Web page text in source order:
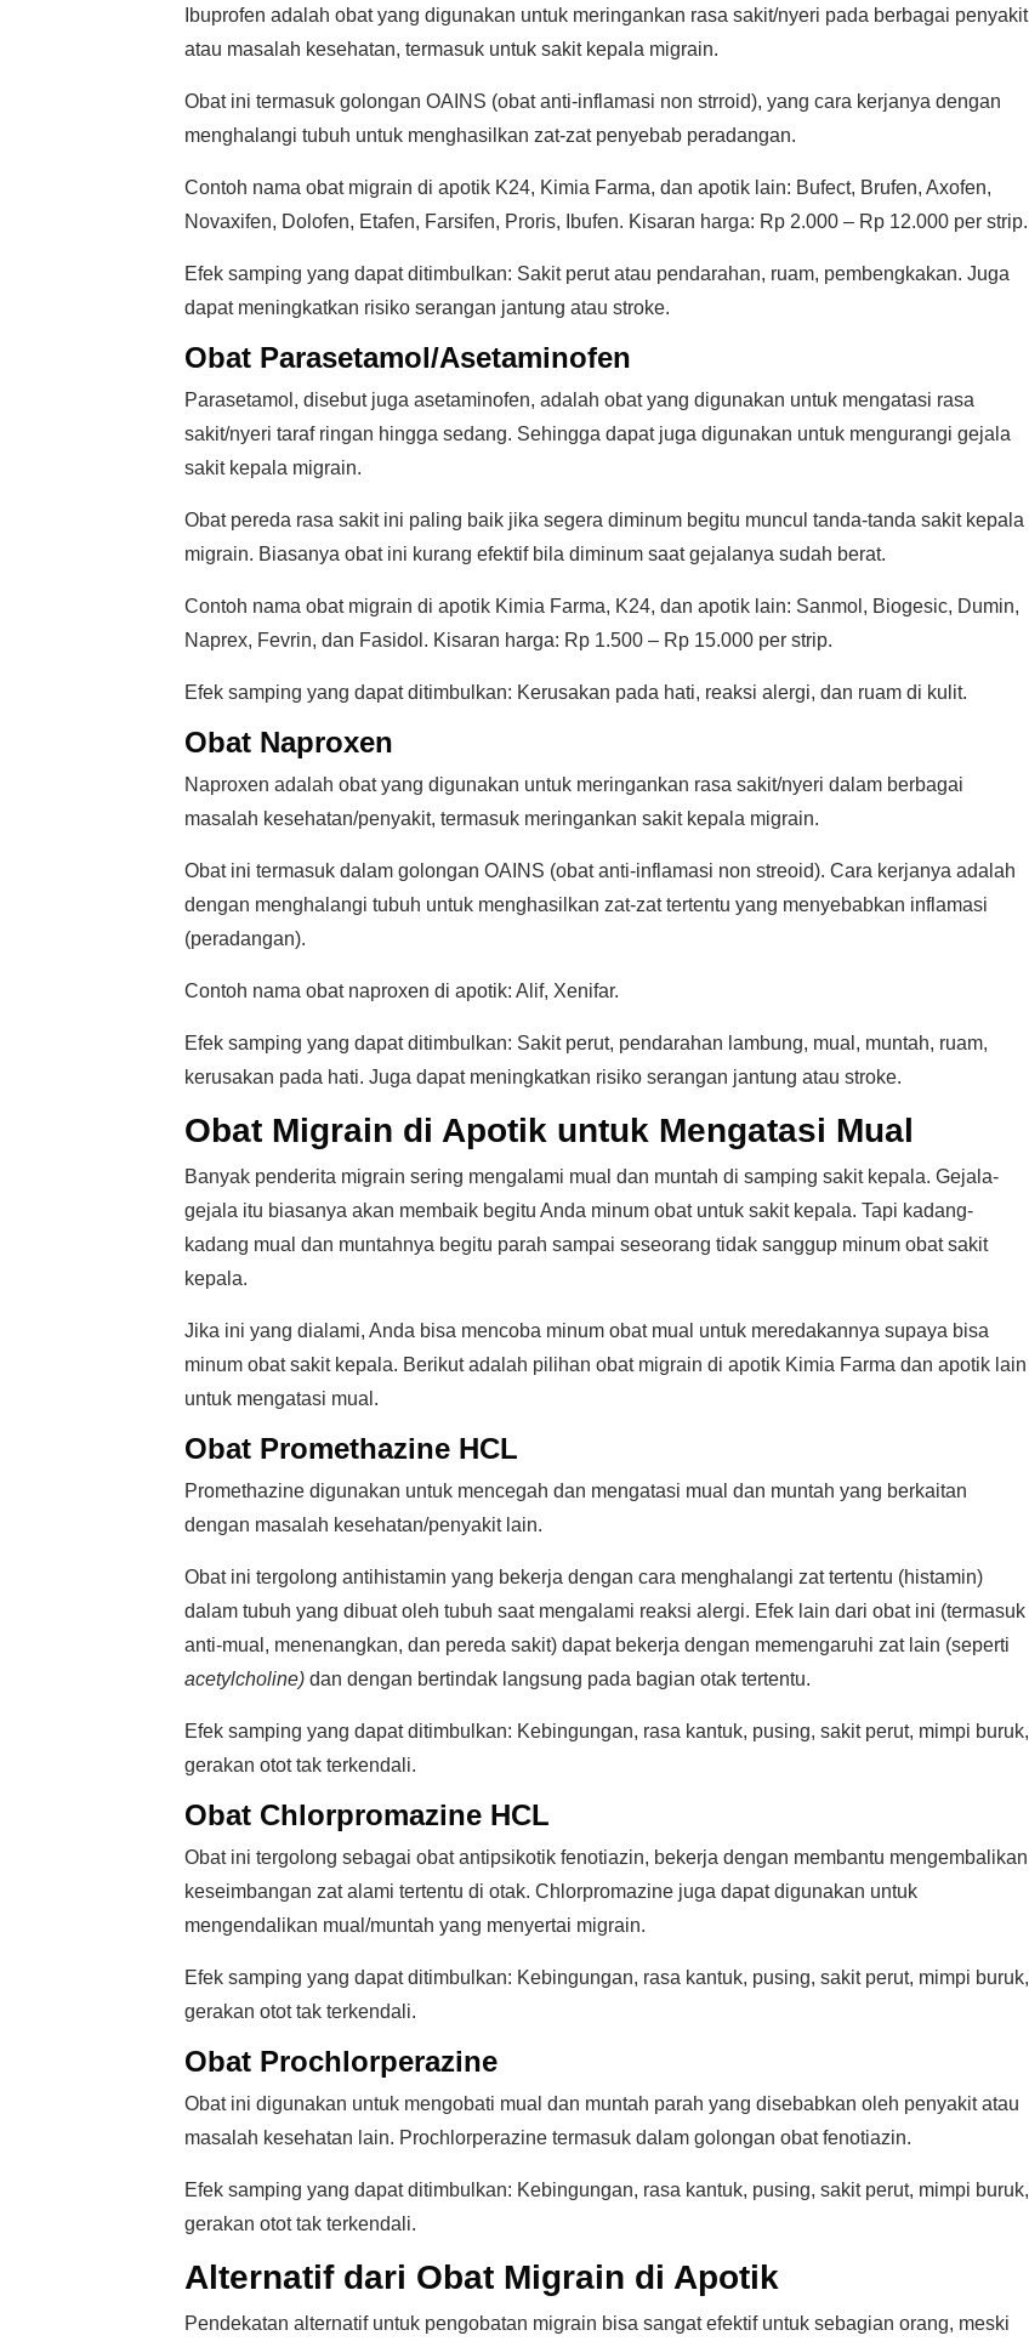
Ibuprofen adalah obat yang digunakan untuk meringankan rasa sakit/nyeri pada berbagai penyakit
atau masalah kesehatan, termasuk untuk sakit kepala migrain.
Obat ini termasuk golongan OAINS (obat anti-inflamasi non strroid), yang cara kerjanya dengan
menghalangi tubuh untuk menghasilkan zat-zat penyebab peradangan.
Contoh nama obat migrain di apotik K24, Kimia Farma, dan apotik lain: Bufect, Brufen, Axofen,
Novaxifen, Dolofen, Etafen, Farsifen, Proris, Ibufen. Kisaran harga: Rp 2.000 – Rp 12.000 per strip.
Efek samping yang dapat ditimbulkan: Sakit perut atau pendarahan, ruam, pembengkakan. Juga
dapat meningkatkan risiko serangan jantung atau stroke.
Obat Parasetamol/Asetaminofen
Parasetamol, disebut juga asetaminofen, adalah obat yang digunakan untuk mengatasi rasa
sakit/nyeri taraf ringan hingga sedang. Sehingga dapat juga digunakan untuk mengurangi gejala
sakit kepala migrain.
Obat pereda rasa sakit ini paling baik jika segera diminum begitu muncul tanda-tanda sakit kepala
migrain. Biasanya obat ini kurang efektif bila diminum saat gejalanya sudah berat.
Contoh nama obat migrain di apotik Kimia Farma, K24, dan apotik lain: Sanmol, Biogesic, Dumin,
Naprex, Fevrin, dan Fasidol. Kisaran harga: Rp 1.500 – Rp 15.000 per strip.
Efek samping yang dapat ditimbulkan: Kerusakan pada hati, reaksi alergi, dan ruam di kulit.
Obat Naproxen
Naproxen adalah obat yang digunakan untuk meringankan rasa sakit/nyeri dalam berbagai
masalah kesehatan/penyakit, termasuk meringankan sakit kepala migrain.
Obat ini termasuk dalam golongan OAINS (obat anti-inflamasi non streoid). Cara kerjanya adalah
dengan menghalangi tubuh untuk menghasilkan zat-zat tertentu yang menyebabkan inflamasi
(peradangan).
Contoh nama obat naproxen di apotik: Alif, Xenifar.
Efek samping yang dapat ditimbulkan: Sakit perut, pendarahan lambung, mual, muntah, ruam,
kerusakan pada hati. Juga dapat meningkatkan risiko serangan jantung atau stroke.
Obat Migrain di Apotik untuk Mengatasi Mual
Banyak penderita migrain sering mengalami mual dan muntah di samping sakit kepala. Gejala-
gejala itu biasanya akan membaik begitu Anda minum obat untuk sakit kepala. Tapi kadang-
kadang mual dan muntahnya begitu parah sampai seseorang tidak sanggup minum obat sakit
kepala.
Jika ini yang dialami, Anda bisa mencoba minum obat mual untuk meredakannya supaya bisa
minum obat sakit kepala. Berikut adalah pilihan obat migrain di apotik Kimia Farma dan apotik lain
untuk mengatasi mual.
Obat Promethazine HCL
Promethazine digunakan untuk mencegah dan mengatasi mual dan muntah yang berkaitan
dengan masalah kesehatan/penyakit lain.
Obat ini tergolong antihistamin yang bekerja dengan cara menghalangi zat tertentu (histamin)
dalam tubuh yang dibuat oleh tubuh saat mengalami reaksi alergi. Efek lain dari obat ini (termasuk
anti-mual, menenangkan, dan pereda sakit) dapat bekerja dengan memengaruhi zat lain (seperti
acetylcholine) dan dengan bertindak langsung pada bagian otak tertentu.
Efek samping yang dapat ditimbulkan: Kebingungan, rasa kantuk, pusing, sakit perut, mimpi buruk,
gerakan otot tak terkendali.
Obat Chlorpromazine HCL
Obat ini tergolong sebagai obat antipsikotik fenotiazin, bekerja dengan membantu mengembalikan
keseimbangan zat alami tertentu di otak. Chlorpromazine juga dapat digunakan untuk
mengendalikan mual/muntah yang menyertai migrain.
Efek samping yang dapat ditimbulkan: Kebingungan, rasa kantuk, pusing, sakit perut, mimpi buruk,
gerakan otot tak terkendali.
Obat Prochlorperazine
Obat ini digunakan untuk mengobati mual dan muntah parah yang disebabkan oleh penyakit atau
masalah kesehatan lain. Prochlorperazine termasuk dalam golongan obat fenotiazin.
Efek samping yang dapat ditimbulkan: Kebingungan, rasa kantuk, pusing, sakit perut, mimpi buruk,
gerakan otot tak terkendali.
Alternatif dari Obat Migrain di Apotik
Pendekatan alternatif untuk pengobatan migrain bisa sangat efektif untuk sebagian orang, meski